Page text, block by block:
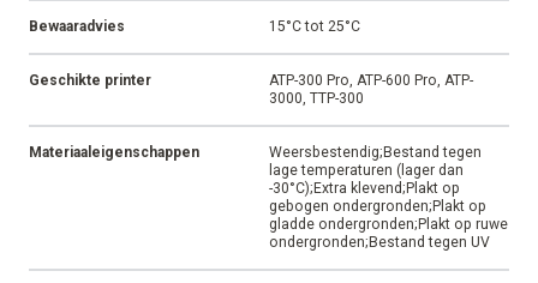
Bewaaradvies 15°C tot 25°C
Geschikte printer
ATP-300 Pro, ATP-600 Pro, ATP-
3000, TTP-300
Materiaaleigenschappen
Weersbestendig;Bestand tegen
lage temperaturen (lager dan
-30°C);Extra klevend;Plakt op
gebogen ondergronden;Plakt op
gladde ondergronden;Plakt op ruwe
ondergronden;Bestand tegen UV